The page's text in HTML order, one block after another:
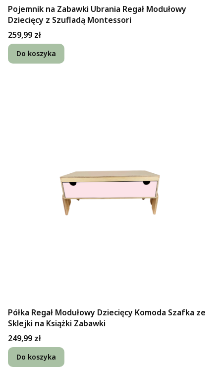
Pojemnik na Zabawki Ubrania Regał Modułowy
Dziecięcy z Szufladą Montessori
Cena
259,99 zł
Do koszyka
Półka Regał Modułowy Dziecięcy Komoda Szafka ze
Sklejki na Książki Zabawki
Cena
249,99 zł
Do koszyka